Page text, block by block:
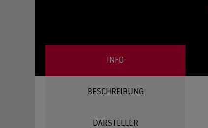
INFO
BESCHREIBUNG
DARSTELLER